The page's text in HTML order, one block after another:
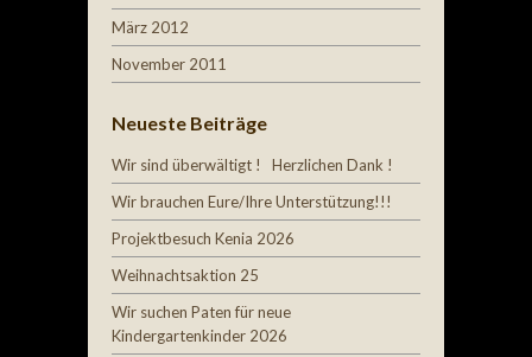
März 2012
November 2011
Neueste Beiträge
Wir sind überwältigt ! Herzlichen Dank !
Wir brauchen Eure/Ihre Unterstützung!!!
Projektbesuch Kenia 2026
Weihnachtsaktion 25
Wir suchen Paten für neue
Kindergartenkinder 2026